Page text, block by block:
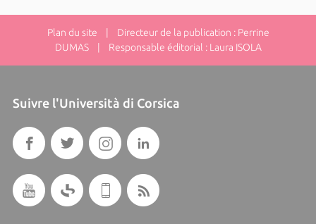
Plan du site | Directeur de la publication : Perrine
DUMAS | Responsable éditorial : Laura ISOLA
Suivre l'Università di Corsica